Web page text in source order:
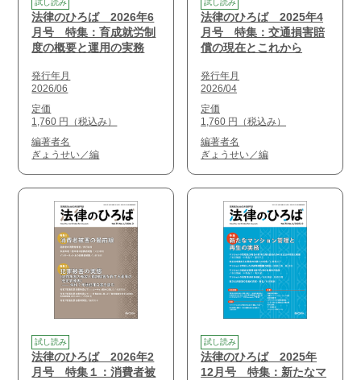
試し読み
法律のひろば 2026年6
月号 特集：育成就労制
度の概要と運用の実務
発行年月
2026/06
定価
1,760 円（税込み）
編著者名
ぎょうせい／編
試し読み
法律のひろば 2025年4
月号 特集：交通損害賠
償の現在とこれから
発行年月
2026/04
定価
1,760 円（税込み）
編著者名
ぎょうせい／編
試し読み
法律のひろば 2026年2
月号 特集１：消費者被
試し読み
法律のひろば 2025年
12月号 特集：新たなマ